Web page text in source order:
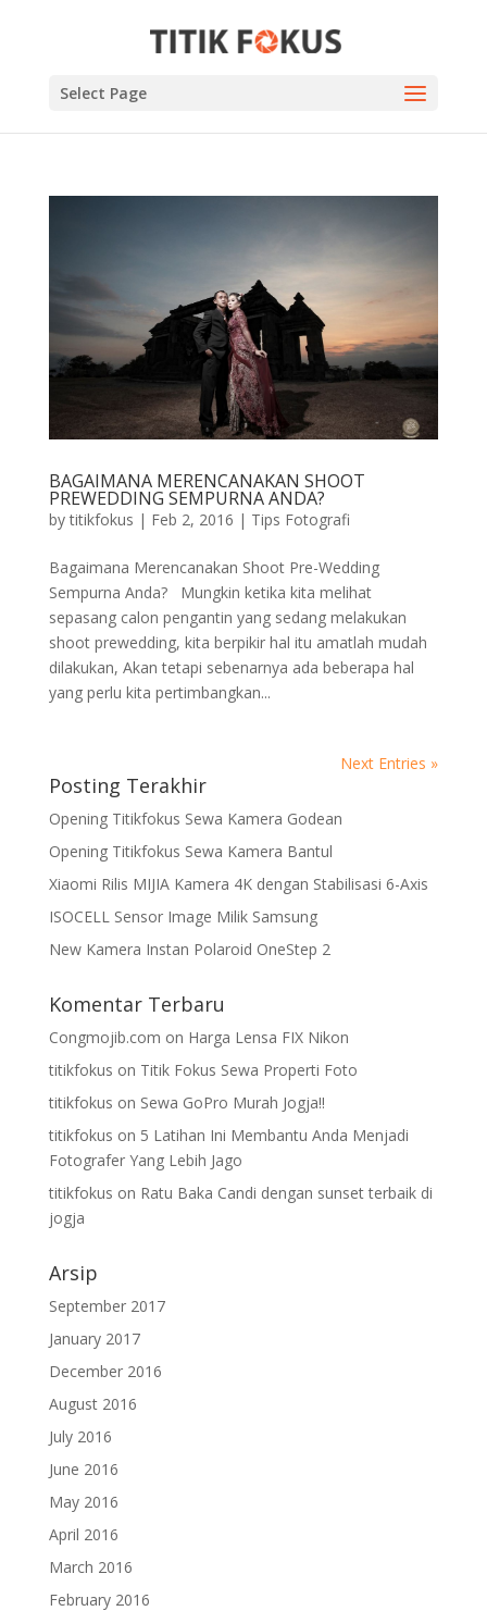
Select Page
BAGAIMANA MERENCANAKAN SHOOT
PREWEDDING SEMPURNA ANDA?
bytitikfokus | Feb 2, 2016 | Tips Fotografi
Bagaimana Merencanakan Shoot Pre-Wedding
Sempurna Anda? Mungkin ketika kita melihat
sepasang calon pengantin yang sedang melakukan
shoot prewedding, kita berpikir hal itu amatlah mudah
dilakukan, Akan tetapi sebenarnya ada beberapa hal
yang perlu kita pertimbangkan...
Next Entries »
Posting Terakhir
Opening Titikfokus Sewa Kamera Godean
Opening Titikfokus Sewa Kamera Bantul
Xiaomi Rilis MIJIA Kamera 4K dengan Stabilisasi 6-Axis
ISOCELL Sensor Image Milik Samsung
New Kamera Instan Polaroid OneStep 2
Komentar Terbaru
Congmojib.com on Harga Lensa FIX Nikon
titikfokus on Titik Fokus Sewa Properti Foto
titikfokus on Sewa GoPro Murah Jogja!!
titikfokus on 5 Latihan Ini Membantu Anda Menjadi
Fotografer Yang Lebih Jago
titikfokus on Ratu Baka Candi dengan sunset terbaik di
jogja
Arsip
September 2017
January 2017
December 2016
August 2016
July 2016
June 2016
May 2016
April 2016
March 2016
February 2016